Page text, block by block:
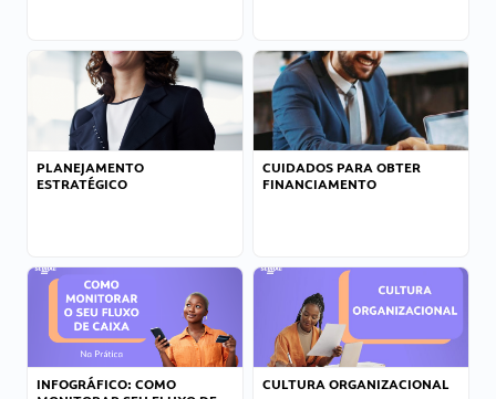
PLANEJAMENTO
ESTRATÉGICO
CUIDADOS PARA OBTER
FINANCIAMENTO
INFOGRÁFICO: COMO
CULTURA ORGANIZACIONAL